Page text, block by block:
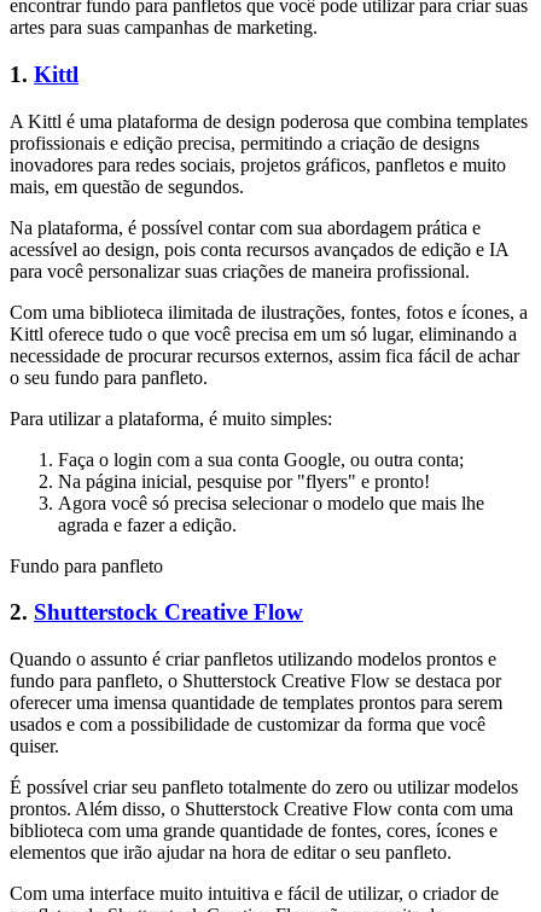
encontrar fundo para panfletos que você pode utilizar para criar suas
artes para suas campanhas de marketing.
1. Kittl
A Kittl é uma plataforma de design poderosa que combina templates
profissionais e edição precisa, permitindo a criação de designs
inovadores para redes sociais, projetos gráficos, panfletos e muito
mais, em questão de segundos.
Na plataforma, é possível contar com sua abordagem prática e
acessível ao design, pois conta recursos avançados de edição e IA
para você personalizar suas criações de maneira profissional.
Com uma biblioteca ilimitada de ilustrações, fontes, fotos e ícones, a
Kittl oferece tudo o que você precisa em um só lugar, eliminando a
necessidade de procurar recursos externos, assim fica fácil de achar
o seu fundo para panfleto.
Para utilizar a plataforma, é muito simples:
Faça o login com a sua conta Google, ou outra conta;
Na página inicial, pesquise por "flyers" e pronto!
Agora você só precisa selecionar o modelo que mais lhe
agrada e fazer a edição.
Fundo para panfleto
2. Shutterstock Creative Flow
Quando o assunto é criar panfletos utilizando modelos prontos e
fundo para panfleto, o Shutterstock Creative Flow se destaca por
oferecer uma imensa quantidade de templates prontos para serem
usados e com a possibilidade de customizar da forma que você
quiser.
É possível criar seu panfleto totalmente do zero ou utilizar modelos
prontos. Além disso, o Shutterstock Creative Flow conta com uma
biblioteca com uma grande quantidade de fontes, cores, ícones e
elementos que irão ajudar na hora de editar o seu panfleto.
Com uma interface muito intuitiva e fácil de utilizar, o criador de